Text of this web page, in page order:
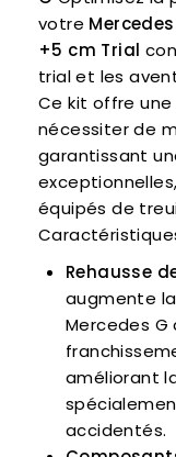
votre
+5 cm Trial
trial et les
Ce kit offre
nécessiter de
garantissant
équipés de
Rehausse
augmente
Mercedes
améliorant
accidentés.